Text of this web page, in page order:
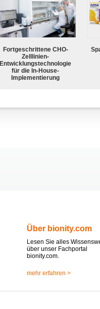
Fortgeschrittene CHO-
Zelllinien-
Entwicklungstechnologie
für die In-House-
Implementierung
Über bionity.com
Lesen Sie alles
über unser Fachportal
bionity.com.
mehr erfahren >